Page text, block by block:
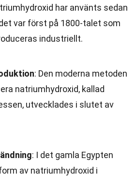
har använts sedan
var först på 1800-talet som
industriellt.
: Den moderna metoden
natriumhydroxid, kallad
utvecklades i slutet av
: I det gamla Egypten
av natriumhydroxid i